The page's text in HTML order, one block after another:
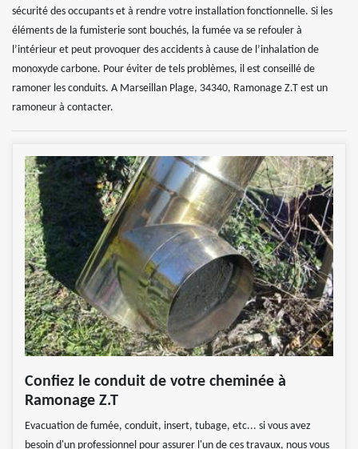
sécurité des occupants et à rendre votre installation fonctionnelle. Si les
éléments de la fumisterie sont bouchés, la fumée va se refouler à
l’intérieur et peut provoquer des accidents à cause de l’inhalation de
monoxyde carbone. Pour éviter de tels problèmes, il est conseillé de
ramoner les conduits. A Marseillan Plage, 34340, Ramonage Z.T est un
ramoneur à contacter.
Confiez le conduit de votre cheminée à
Ramonage Z.T
Evacuation de fumée, conduit, insert, tubage, etc... si vous avez
besoin d'un professionnel pour assurer l'un de ces travaux, nous vous